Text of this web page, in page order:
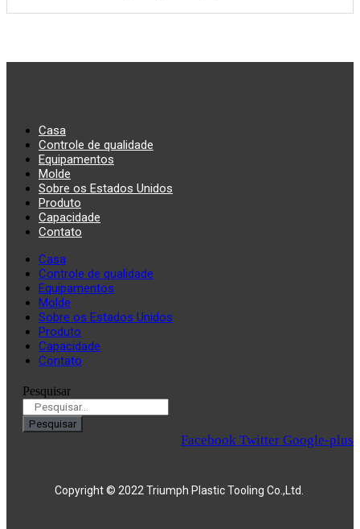
Casa
Controle de qualidade
Equipamentos
Molde
Sobre os Estados Unidos
Produto
Capacidade
Contato
Casa
Controle de qualidade
Equipamentos
Molde
Sobre os Estados Unidos
Produto
Capacidade
Contato
Pesquisar
Pesquisar
Facebook Twitter Google-plus
Copyright © 2022 Triumph Plastic Tooling Co.,Ltd.